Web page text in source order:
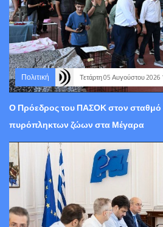
Πολιτική Τετάρτη 05 Αυγούστου 2026
Ο Πρόεδρος του ΠΑΣΟΚ στον σταθμό
πυρόπληκτων ζώων στα Μέγαρα